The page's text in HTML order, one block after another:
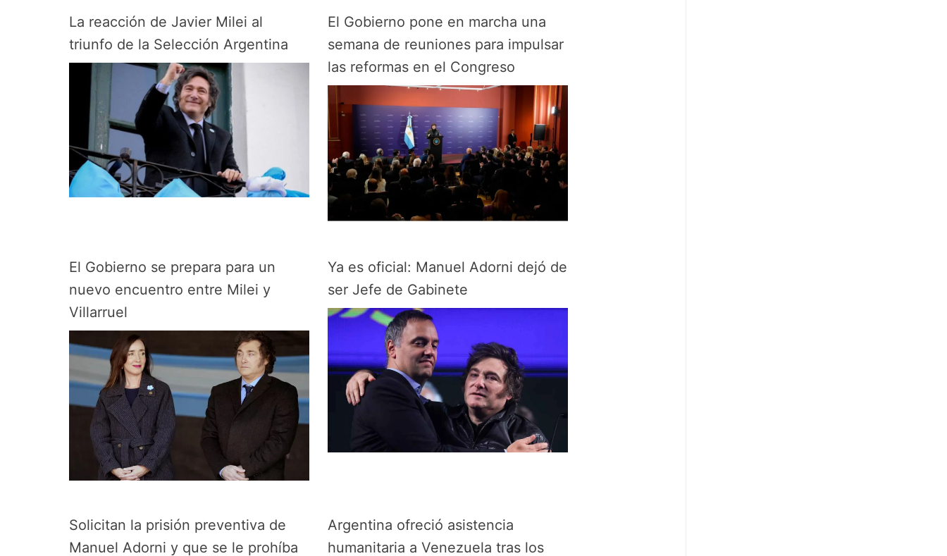
La reacción de Javier Milei al
triunfo de la Selección Argentina
El Gobierno pone en marcha una
semana de reuniones para impulsar
las reformas en el Congreso
El Gobierno se prepara para un
nuevo encuentro entre Milei y
Villarruel
Ya es oficial: Manuel Adorni dejó de
ser Jefe de Gabinete
Solicitan la prisión preventiva de
Manuel Adorni y que se le prohíba
Argentina ofreció asistencia
humanitaria a Venezuela tras los